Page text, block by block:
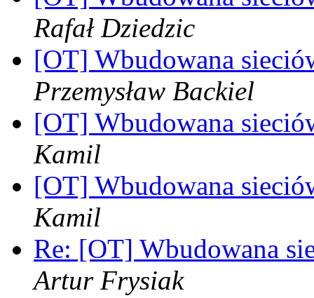
Rafał Dziedzic
[OT] Wbudowana
Przemysław Backiel
[OT] Wbudowana
Kamil
[OT] Wbudowana
Kamil
Re: [OT] Wbudowana
Artur Frysiak